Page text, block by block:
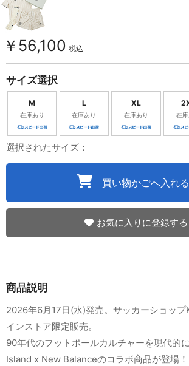
￥56,100 税込
サイズ選択
M
在庫あり
L
在庫あり
XL
在庫あり 在庫
選択されたサイズ：
買い物かごへ入れる
お気に入りに登録する
商品説明
2026年6月17日(水)発売。サッカーショップ
インストア限定販売。
90年代のフットボールカルチャーを現代的
Island x New Balanceのコラボ商品が登場